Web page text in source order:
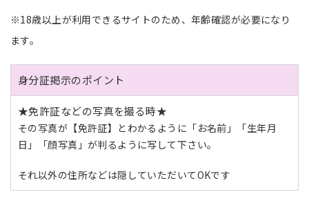
※18歳以上が利用できるサイトのため、年齢確認が必要になり
ます。
身分証掲示のポイント
★免許証などの写真を撮る時★
その写真が【免許証】とわかるように「お名前」「生年月
日」「顔写真」が判るように写して下さい。
それ以外の住所などは隠していただいてOKです